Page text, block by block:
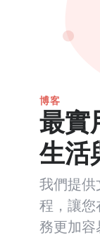
博客
最實
生活
我們提供
程，讓您
務更加容